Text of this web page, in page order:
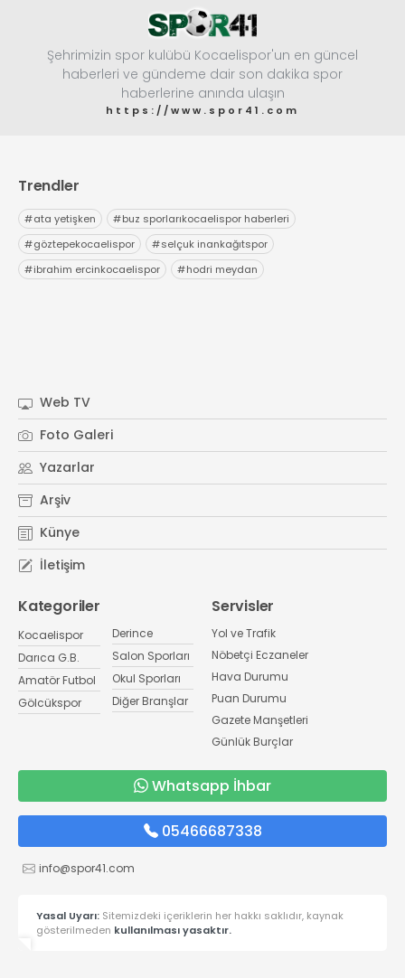
Şehrimizin spor kulübü Kocaelispor'un en güncel
haberleri ve gündeme dair son dakika spor
haberlerine anında ulaşın
https://www.spor41.com
Trendler
#ata yetişken #buz sporlarıkocaelispor haberleri
#göztepekocaelispor #selçuk inankağıtspor
#ibrahim ercinkocaelispor #hodri meydan
Web TV
Foto Galeri
Yazarlar
Arşiv
Künye
İletişim
Kategoriler
Kocaelispor
Darıca G.B.
Amatör Futbol
Gölcükspor
Derince
Salon Sporları
Okul Sporları
Diğer Branşlar
Servisler
Yol ve Trafik
Nöbetçi Eczaneler
Hava Durumu
Puan Durumu
Gazete Manşetleri
Günlük Burçlar
Whatsapp İhbar
05466687338
info@spor41.com
Yasal Uyarı: Sitemizdeki içeriklerin her hakkı saklıdır, kaynak
gösterilmeden kullanılması yasaktır.